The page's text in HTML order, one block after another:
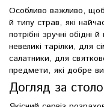
Особливо важливо, щоб
й типу страв, які
потрібні зручні обідні
невеликі тарілки, для
салатники, для
предмети, які добре
Догляд за